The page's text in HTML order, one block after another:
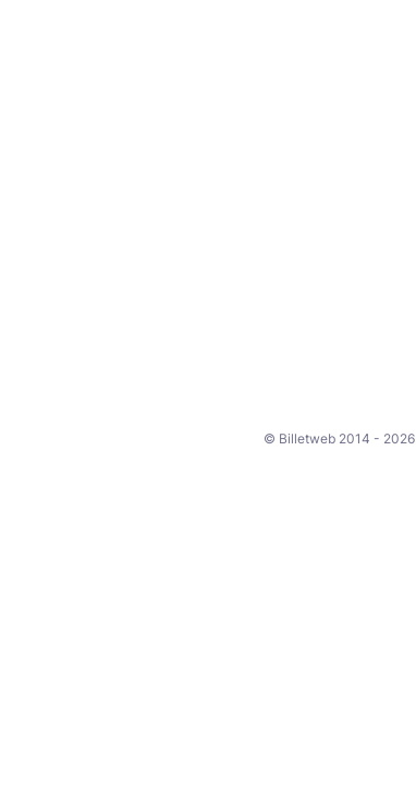
© Billetweb 2014 - 2026